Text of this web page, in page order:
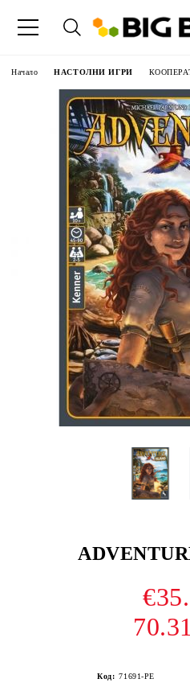
Начало НАСТОЛНИ ИГРИ
Код: 71691-PE